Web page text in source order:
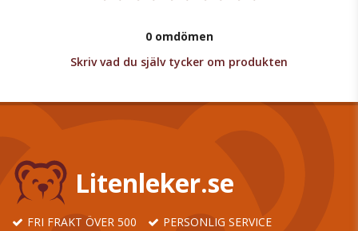
0 omdömen
Skriv vad du själv tycker om produkten
Litenleker.se
FRI FRAKT ÖVER 500
PERSONLIG SERVICE